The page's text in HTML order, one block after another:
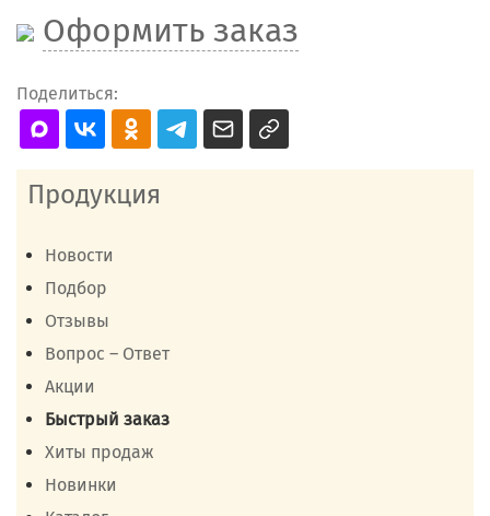
Оформить заказ
Поделиться:
Продукция
Новости
Подбор
Отзывы
Вопрос – Ответ
Акции
Быстрый заказ
Хиты продаж
Новинки